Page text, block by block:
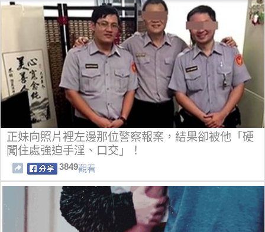
正妹向照片裡左邊那位警察報案，結果卻被他「硬
闖住處強迫手淫、口交」！
3849觀看